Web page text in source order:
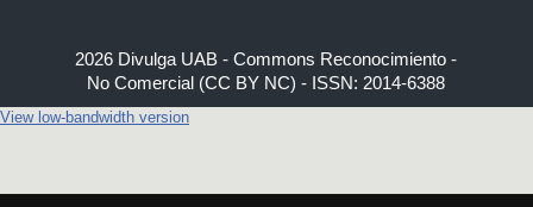
2026 Divulga UAB - Commons Reconocimiento -
No Comercial (CC BY NC) - ISSN: 2014-6388
View low-bandwidth version